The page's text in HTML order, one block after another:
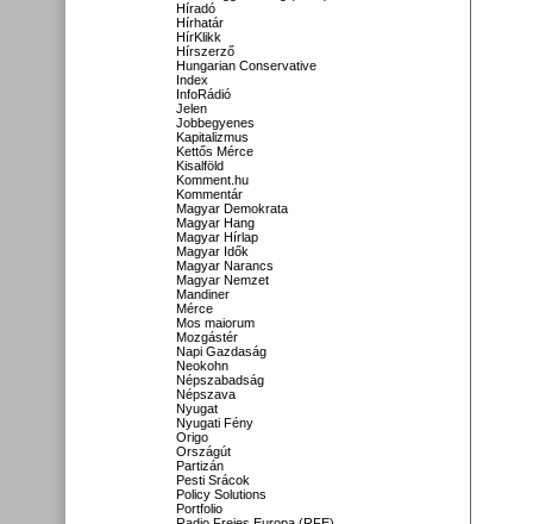
Híradó
Hírhatár
HírKlikk
Hírszerző
Hungarian Conservative
Index
InfoRádió
Jelen
Jobbegyenes
Kapitalizmus
Kettős Mérce
Kisalföld
Komment.hu
Kommentár
Magyar Demokrata
Magyar Hang
Magyar Hírlap
Magyar Idők
Magyar Narancs
Magyar Nemzet
Mandiner
Mérce
Mos maiorum
Mozgástér
Napi Gazdaság
Neokohn
Népszabadság
Népszava
Nyugat
Nyugati Fény
Origo
Országút
Partizán
Pesti Srácok
Policy Solutions
Portfolio